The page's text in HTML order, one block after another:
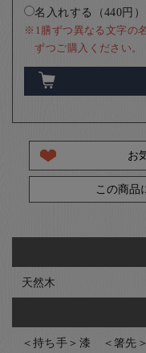
名入れする（440円）
※1膳ずつ異なる文字の
ずつご購入ください。
お
この商品
天然木
＜持ち手＞漆 ＜箸先